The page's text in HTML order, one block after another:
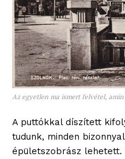
Az egyetlen ma ismert felvétel,
A puttókkal díszített
tudunk, minden
épületszobrász